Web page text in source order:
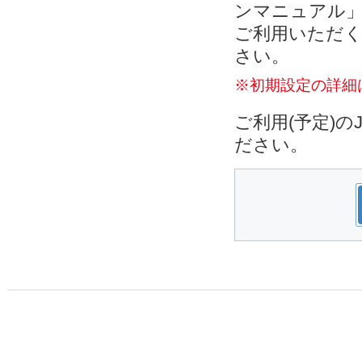
ンマニュアル
ご利用いただ
さい。
※初期設定の詳細
ご利用(予定)
ださい。